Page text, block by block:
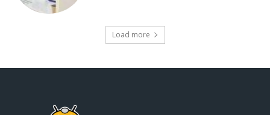
Load more